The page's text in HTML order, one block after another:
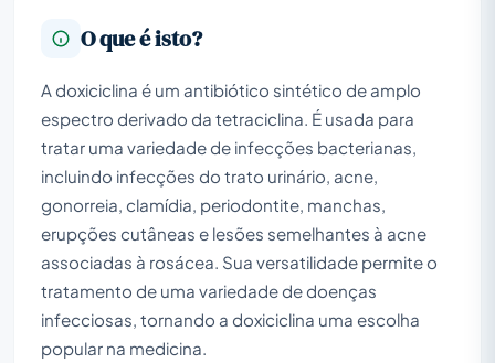
O que é isto?
A doxiciclina é um antibiótico sintético de amplo
espectro derivado da tetraciclina. É usada para
tratar uma variedade de infecções bacterianas,
incluindo infecções do trato urinário, acne,
gonorreia, clamídia, periodontite, manchas,
erupções cutâneas e lesões semelhantes à acne
associadas à rosácea. Sua versatilidade permite o
tratamento de uma variedade de doenças
infecciosas, tornando a doxiciclina uma escolha
popular na medicina.